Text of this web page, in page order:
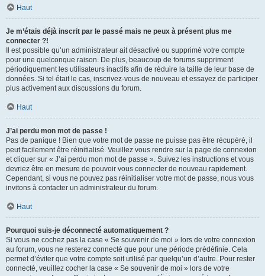
Haut
Je m’étais déjà inscrit par le passé mais ne peux à présent plus me
connecter ?!
Il est possible qu’un administrateur ait désactivé ou supprimé votre compte
pour une quelconque raison. De plus, beaucoup de forums suppriment
périodiquement les utilisateurs inactifs afin de réduire la taille de leur base de
données. Si tel était le cas, inscrivez-vous de nouveau et essayez de participer
plus activement aux discussions du forum.
Haut
J’ai perdu mon mot de passe !
Pas de panique ! Bien que votre mot de passe ne puisse pas être récupéré, il
peut facilement être réinitialisé. Veuillez vous rendre sur la page de connexion
et cliquer sur « J’ai perdu mon mot de passe ». Suivez les instructions et vous
devriez être en mesure de pouvoir vous connecter de nouveau rapidement.
Cependant, si vous ne pouvez pas réinitialiser votre mot de passe, nous vous
invitons à contacter un administrateur du forum.
Haut
Pourquoi suis-je déconnecté automatiquement ?
Si vous ne cochez pas la case « Se souvenir de moi » lors de votre connexion
au forum, vous ne resterez connecté que pour une période prédéfinie. Cela
permet d’éviter que votre compte soit utilisé par quelqu’un d’autre. Pour rester
connecté, veuillez cocher la case « Se souvenir de moi » lors de votre